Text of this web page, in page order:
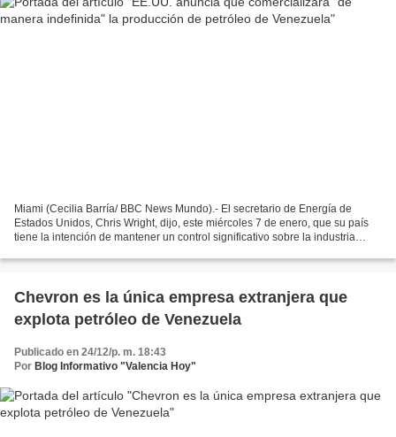
Miami (Cecilia Barría/ BBC News Mundo).- El secretario de Energía de
Estados Unidos, Chris Wright, dijo, este miércoles 7 de enero, que su país
tiene la intención de mantener un control significativo sobre la industria
Chevron es la única empresa extranjera que
explota petróleo de Venezuela
Publicado en 24/12/p. m. 18:43
Por Blog Informativo "Valencia Hoy"